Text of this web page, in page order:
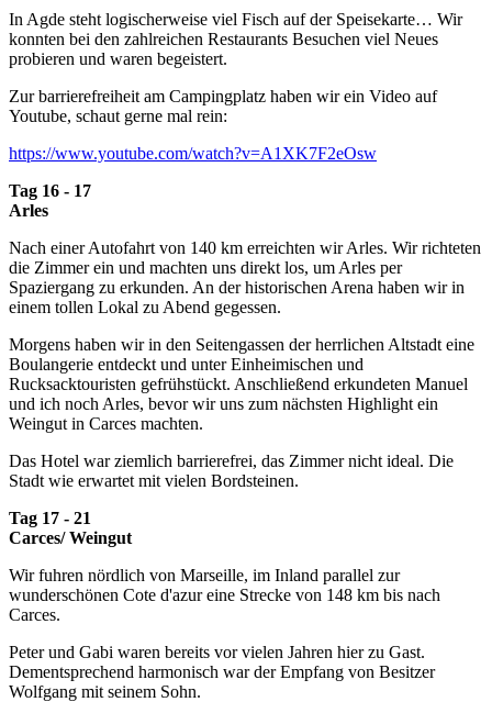
In Agde steht logischerweise viel Fisch auf der Speisekarte… Wir
konnten bei den zahlreichen Restaurants Besuchen viel Neues
probieren und waren begeistert.
Zur barrierefreiheit am Campingplatz haben wir ein Video auf
Youtube, schaut gerne mal rein:
https://www.youtube.com/watch?v=A1XK7F2eOsw
Tag 16 - 17
Arles
Nach einer Autofahrt von 140 km erreichten wir Arles. Wir richteten
die Zimmer ein und machten uns direkt los, um Arles per
Spaziergang zu erkunden. An der historischen Arena haben wir in
einem tollen Lokal zu Abend gegessen.
Morgens haben wir in den Seitengassen der herrlichen Altstadt eine
Boulangerie entdeckt und unter Einheimischen und
Rucksacktouristen gefrühstückt. Anschließend erkundeten Manuel
und ich noch Arles, bevor wir uns zum nächsten Highlight ein
Weingut in Carces machten.
Das Hotel war ziemlich barrierefrei, das Zimmer nicht ideal. Die
Stadt wie erwartet mit vielen Bordsteinen.
Tag 17 - 21
Carces/ Weingut
Wir fuhren nördlich von Marseille, im Inland parallel zur
wunderschönen Cote d'azur eine Strecke von 148 km bis nach
Carces.
Peter und Gabi waren bereits vor vielen Jahren hier zu Gast.
Dementsprechend harmonisch war der Empfang von Besitzer
Wolfgang mit seinem Sohn.